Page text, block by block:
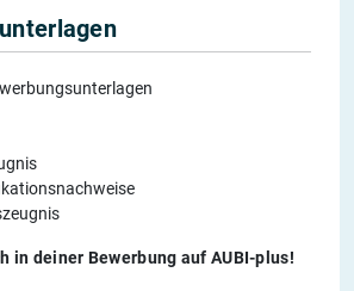
in deiner Bewerbung auf AUBI-plus!